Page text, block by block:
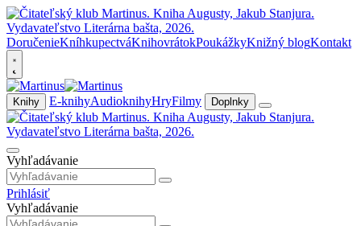
DoručenieKníhkupectváKnihovrátokPoukážkyKnižný blogKontakt
Knihy E-knihyAudioknihyHryFilmy Doplnky
Vyhľadávanie
Prihlásiť
Vyhľadávanie